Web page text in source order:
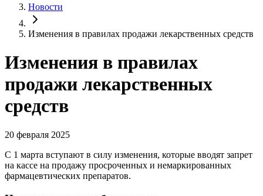
Новости
Изменения в правилах продажи лекарственных средств
Изменения в правилах
продажи лекарственных
средств
20 февраля 2025
С 1 марта вступают в силу изменения, которые вводят запрет
на кассе на продажу просроченных и немаркированных
фармацевтических препаратов.